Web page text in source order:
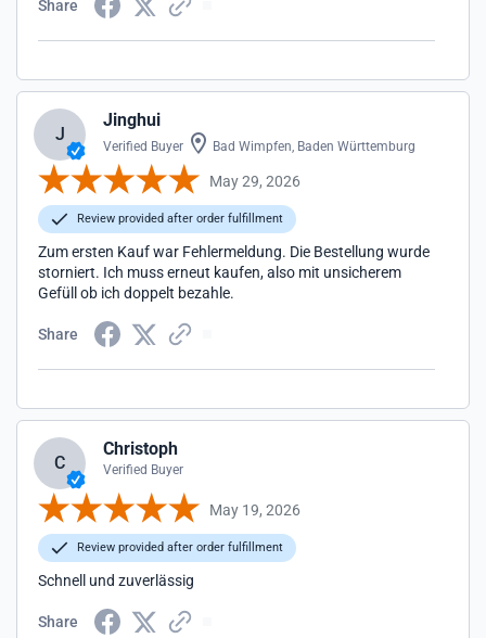
Share
J
Jinghui
Verified Buyer Bad Wimpfen, Baden Württemburg
May 29, 2026
Review provided after order fulfillment
Zum ersten Kauf war Fehlermeldung. Die Bestellung wurde
storniert. Ich muss erneut kaufen, also mit unsicherem
Gefüll ob ich doppelt bezahle.
Share
C
Christoph
Verified Buyer
May 19, 2026
Review provided after order fulfillment
Schnell und zuverlässig
Share